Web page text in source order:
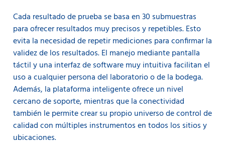
Cada resultado de prueba se basa en 30 submuestras
para ofrecer resultados muy precisos y repetibles. Esto
evita la necesidad de repetir mediciones para confirmar la
validez de los resultados.El manejo mediante pantalla
táctil y una interfaz de software muy intuitiva facilitan el
uso a cualquier persona del laboratorio o de la bodega.
Además, la plataforma inteligente ofrece un nivel
cercano de soporte, mientras que la conectividad
también le permite crear su propio universo de control de
calidad con múltiples instrumentos en todos los sitios y
ubicaciones.